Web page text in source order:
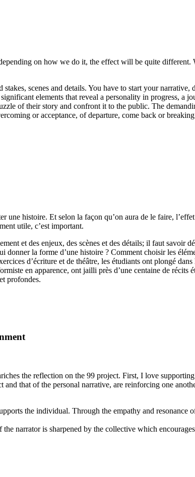
on how we do it, the effect will be quite different.
scenes and details. You have to start your
elements that reveal a personality in progress, a
of their story and confront it to the public. The
or acceptance, of departure, come back or
une histoire. Et selon la façon qu’on aura de le faire,
utile, c’est important.
et des enjeux, des scènes et des détails; il faut savoir
donner la forme d’une histoire ? Comment choisir les
d’écriture et de théâtre, les étudiants ont plongé
en apparence, ont jailli près d’une centaine de récits
profondes.
the reflection on the 99 project. First, I love
that of the personal narrative, are reinforcing one
the individual. Through the empathy and resonance
narrator is sharpened by the collective which